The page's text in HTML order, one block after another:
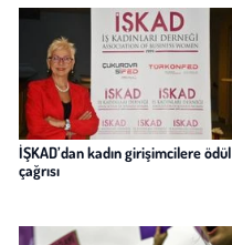
İŞKAD’dan kadın girişimcilere ödül
çağrısı